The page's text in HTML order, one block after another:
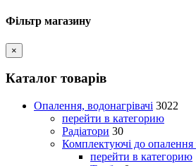
Фільтр магазину
×
Каталог товарів
Опалення, водонагрівачі 3022
перейти в категорию
Радіатори 30
Комплектуючі до опалення
перейти в категорию